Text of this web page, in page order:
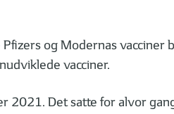
og Modernas vacciner
vacciner.
2021. Det satte for alvor